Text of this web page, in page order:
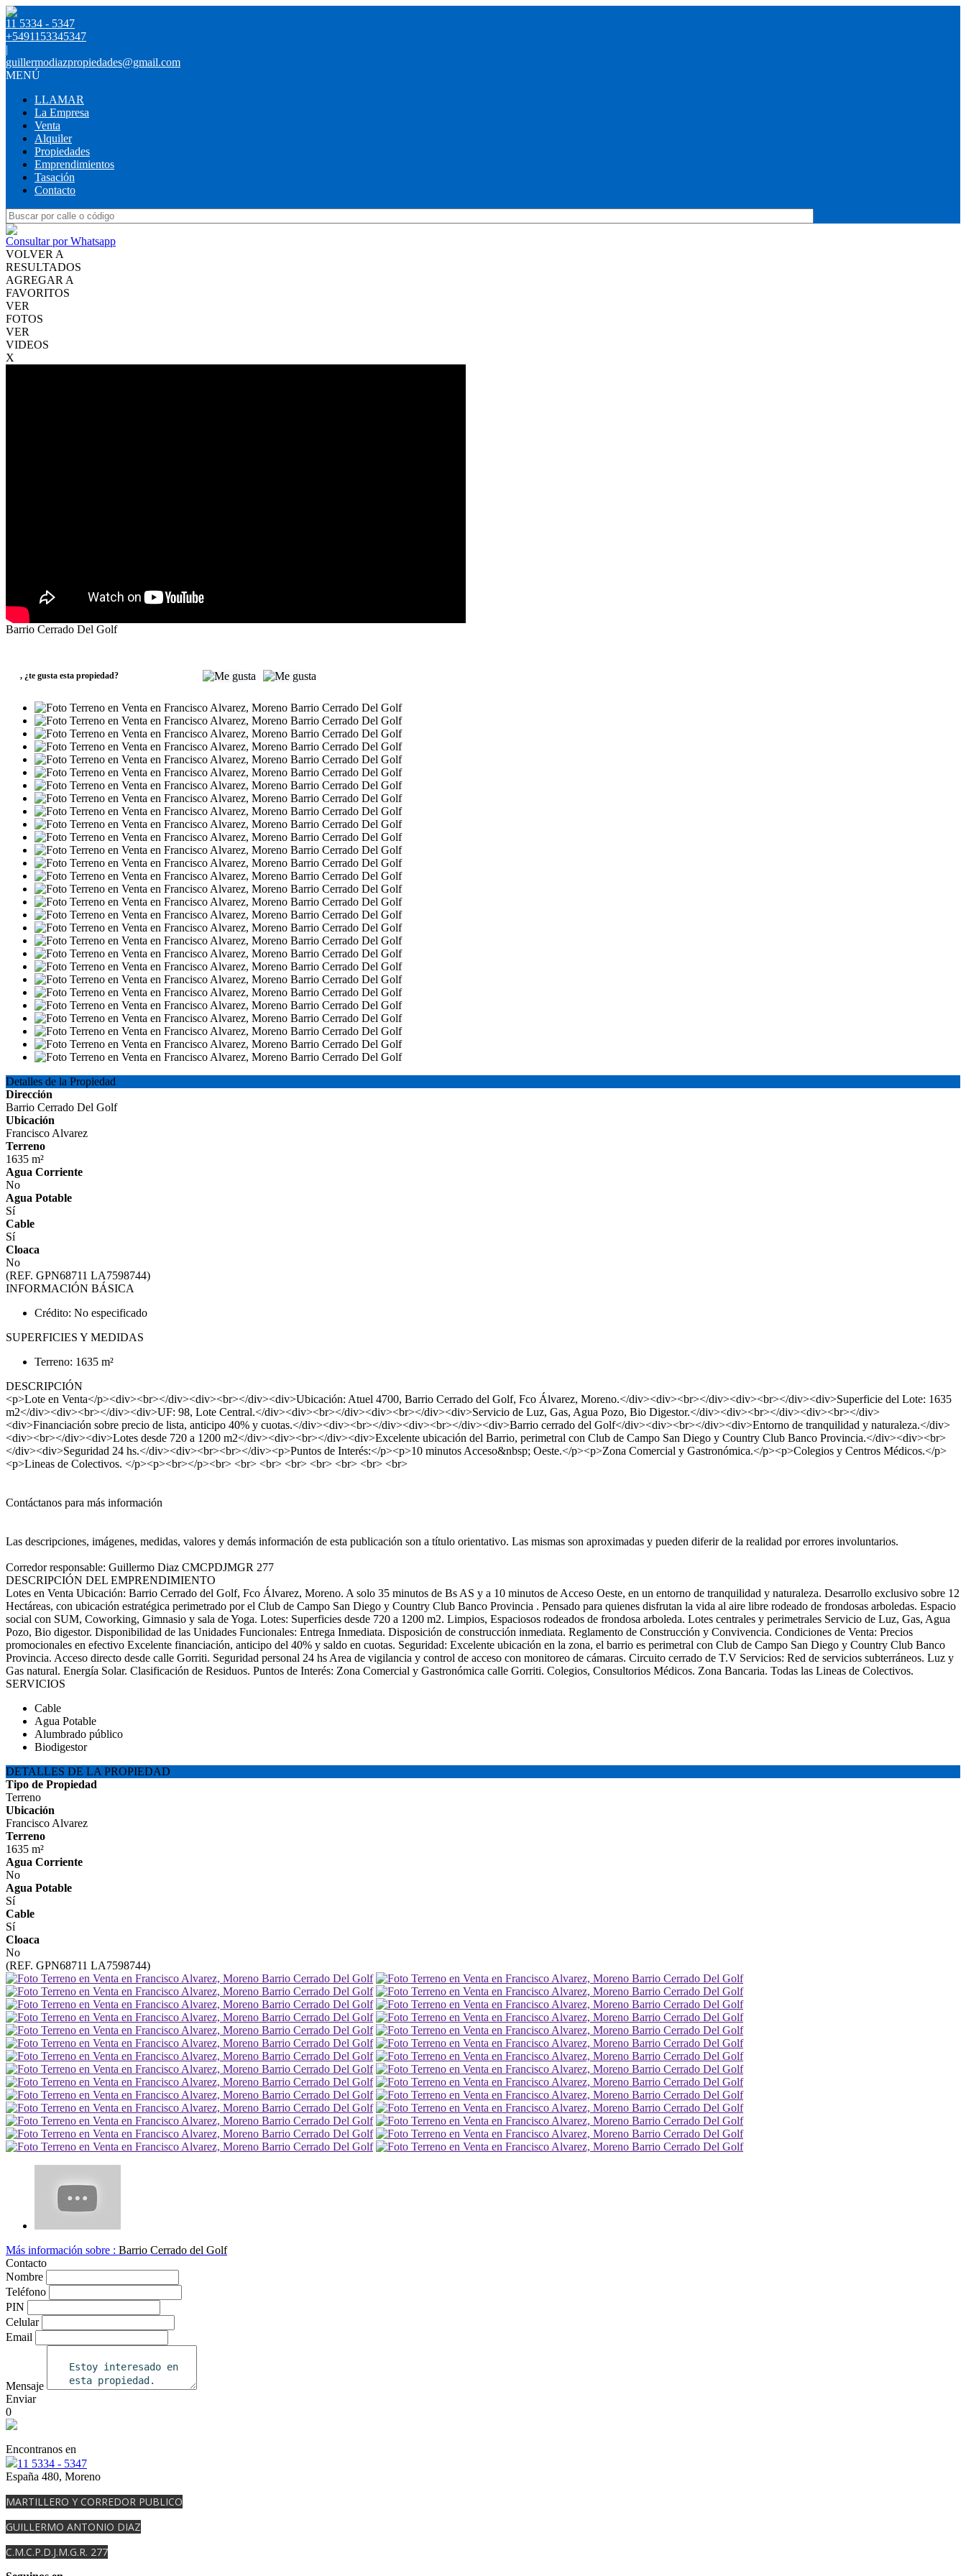
11 5334 - 5347
+5491153345347
|
guillermodiazpropiedades@gmail.com
MENÚ
LLAMAR
La Empresa
Venta
Alquiler
Propiedades
Emprendimientos
Tasación
Contacto
Consultar por Whatsapp
VOLVER A
RESULTADOS
AGREGAR A
FAVORITOS
VER
FOTOS
VER
VIDEOS
X
Barrio Cerrado Del Golf
, ¿te gusta esta propiedad?
Detalles de la Propiedad
Dirección
Barrio Cerrado Del Golf
Ubicación
Francisco Alvarez
Terreno
1635 m²
Agua Corriente
No
Agua Potable
Sí
Cable
Sí
Cloaca
No
(REF. GPN68711 LA7598744)
INFORMACIÓN BÁSICA
Crédito: No especificado
SUPERFICIES Y MEDIDAS
Terreno: 1635 m²
DESCRIPCIÓN
<p>Lote en Venta</p><div><br></div><div><br></div><div>Ubicación: Atuel 4700, Barrio Cerrado del Golf, Fco Álvarez, Moreno.</div><div><br></div><div><br></div><div>Superficie del Lote: 1635
m2</div><div><br></div><div>UF: 98, Lote Central.</div><div><br></div><div><br></div><div>Servicio de Luz, Gas, Agua Pozo, Bio Digestor.</div><div><br></div><div><br></div>
<div>Financiación sobre precio de lista, anticipo 40% y cuotas.</div><div><br></div><div><br></div><div>Barrio cerrado del Golf</div><div><br></div><div>Entorno de tranquilidad y naturaleza.</div>
<div><br></div><div>Lotes desde 720 a 1200 m2</div><div><br></div><div>Excelente ubicación del Barrio, perimetral con Club de Campo San Diego y Country Club Banco Provincia.</div><div><br>
</div><div>Seguridad 24 hs.</div><div><br><br></div><p>Puntos de Interés:</p><p>10 minutos Acceso&nbsp; Oeste.</p><p>Zona Comercial y Gastronómica.</p><p>Colegios y Centros Médicos.</p>
<p>Lineas de Colectivos. </p><p><br></p><br> <br> <br> <br> <br> <br> <br> <br>
Contáctanos para más información
Las descripciones, imágenes, medidas, valores y demás información de esta publicación son a título orientativo. Las mismas son aproximadas y pueden diferir de la realidad por errores involuntarios.
Corredor responsable: Guillermo Diaz CMCPDJMGR 277
DESCRIPCIÓN DEL EMPRENDIMIENTO
Lotes en Venta Ubicación: Barrio Cerrado del Golf, Fco Álvarez, Moreno. A solo 35 minutos de Bs AS y a 10 minutos de Acceso Oeste, en un entorno de tranquilidad y naturaleza. Desarrollo exclusivo sobre 12
Hectáreas, con ubicación estratégica perimetrado por el Club de Campo San Diego y Country Club Banco Provincia . Pensado para quienes disfrutan la vida al aire libre rodeado de frondosas arboledas. Espacio
social con SUM, Coworking, Gimnasio y sala de Yoga. Lotes: Superficies desde 720 a 1200 m2. Limpios, Espaciosos rodeados de frondosa arboleda. Lotes centrales y perimetrales Servicio de Luz, Gas, Agua
Pozo, Bio digestor. Disponibilidad de las Unidades Funcionales: Entrega Inmediata. Disposición de construcción inmediata. Reglamento de Construcción y Convivencia. Condiciones de Venta: Precios
promocionales en efectivo Excelente financiación, anticipo del 40% y saldo en cuotas. Seguridad: Excelente ubicación en la zona, el barrio es perimetral con Club de Campo San Diego y Country Club Banco
Provincia. Acceso directo desde calle Gorriti. Seguridad personal 24 hs Area de vigilancia y control de acceso con monitoreo de cámaras. Circuito cerrado de T.V Servicios: Red de servicios subterráneos. Luz y
Gas natural. Energía Solar. Clasificación de Residuos. Puntos de Interés: Zona Comercial y Gastronómica calle Gorriti. Colegios, Consultorios Médicos. Zona Bancaria. Todas las Lineas de Colectivos.
SERVICIOS
Cable
Agua Potable
Alumbrado público
Biodigestor
DETALLES DE LA PROPIEDAD
Tipo de Propiedad
Terreno
Ubicación
Francisco Alvarez
Terreno
1635 m²
Agua Corriente
No
Agua Potable
Sí
Cable
Sí
Cloaca
No
(REF. GPN68711 LA7598744)
Más información sobre : Barrio Cerrado del Golf
Contacto
Nombre
Teléfono
PIN
Celular
Email
Mensaje
Enviar
0
Encontranos en
11 5334 - 5347
España 480, Moreno
MARTILLERO Y CORREDOR PUBLICO
GUILLERMO ANTONIO DIAZ
C.M.C.P.D.J.M.G.R. 277